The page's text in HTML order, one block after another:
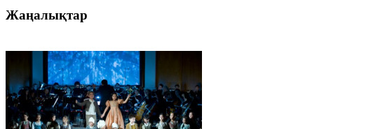
Жаңалықтар